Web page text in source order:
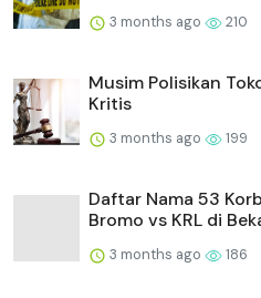
3 months ago 210
Musim Polisikan
Kritis
3 months ago 199
Daftar Nama 53
Bromo vs KRL di
3 months ago 186